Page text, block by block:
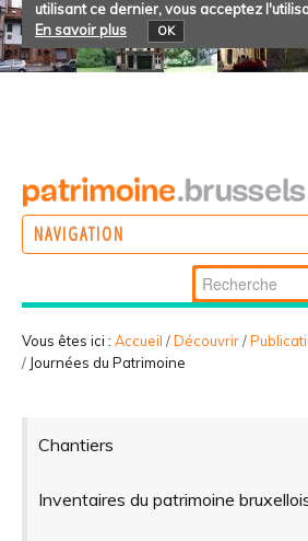
utilisant ce dernier, vous acceptez
En savoir plus
OK
NAVIGATION
PARTICIPER
Chercher par
Recherche
avancée…
Vous êtes ici : Accueil /Découvrir/
/ Journées du Patrimoine
Chantiers
Inventaires du patrimoine